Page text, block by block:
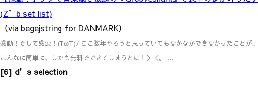
(Z’b set list)
（via begejstring for DANMARK）
感動！そして感涙！(TωT)ﾉ ここ数年やろうと思っていてもなかなかできなかったことが、
こんなに簡単に、しかも無料でできてしまうとは！＞＜。 …
[6] d’s selection